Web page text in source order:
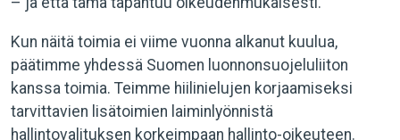
Kun näitä toimia ei viime vuonna alkanut kuulua,
päätimme yhdessä Suomen luonnonsuojeluliiton
kanssa toimia. Teimme hiilinielujen korjaamiseksi
tarvittavien lisätoimien laiminlyönnistä
hallintovalituksen korkeimpaan hallinto-oikeuteen.